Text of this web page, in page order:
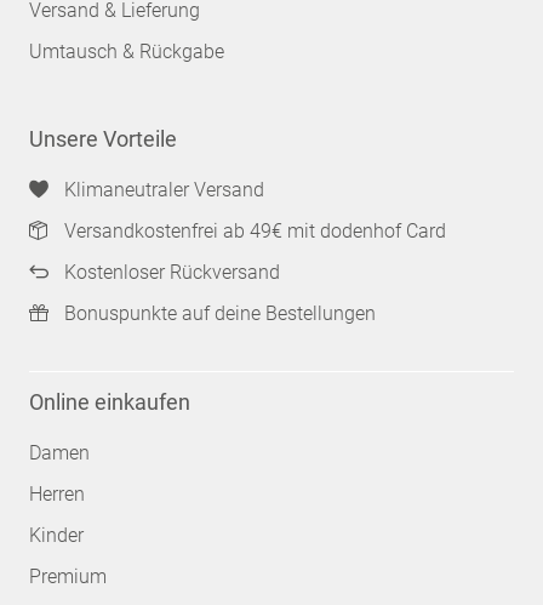
Versand & Lieferung
Umtausch & Rückgabe
Unsere Vorteile
Klimaneutraler Versand
Versandkostenfrei ab 49€ mit dodenhof Card
Kostenloser Rückversand
Bonuspunkte auf deine Bestellungen
Online einkaufen
Damen
Herren
Kinder
Premium